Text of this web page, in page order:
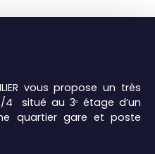
vous propose un très
situé au 3ᵉ étage d’un
quartier gare et poste